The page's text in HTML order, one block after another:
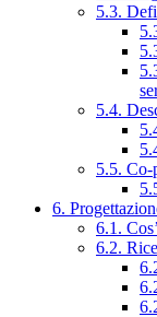
5.3.
5.4.
5.5. Co-
6.
6.1.
6.2.